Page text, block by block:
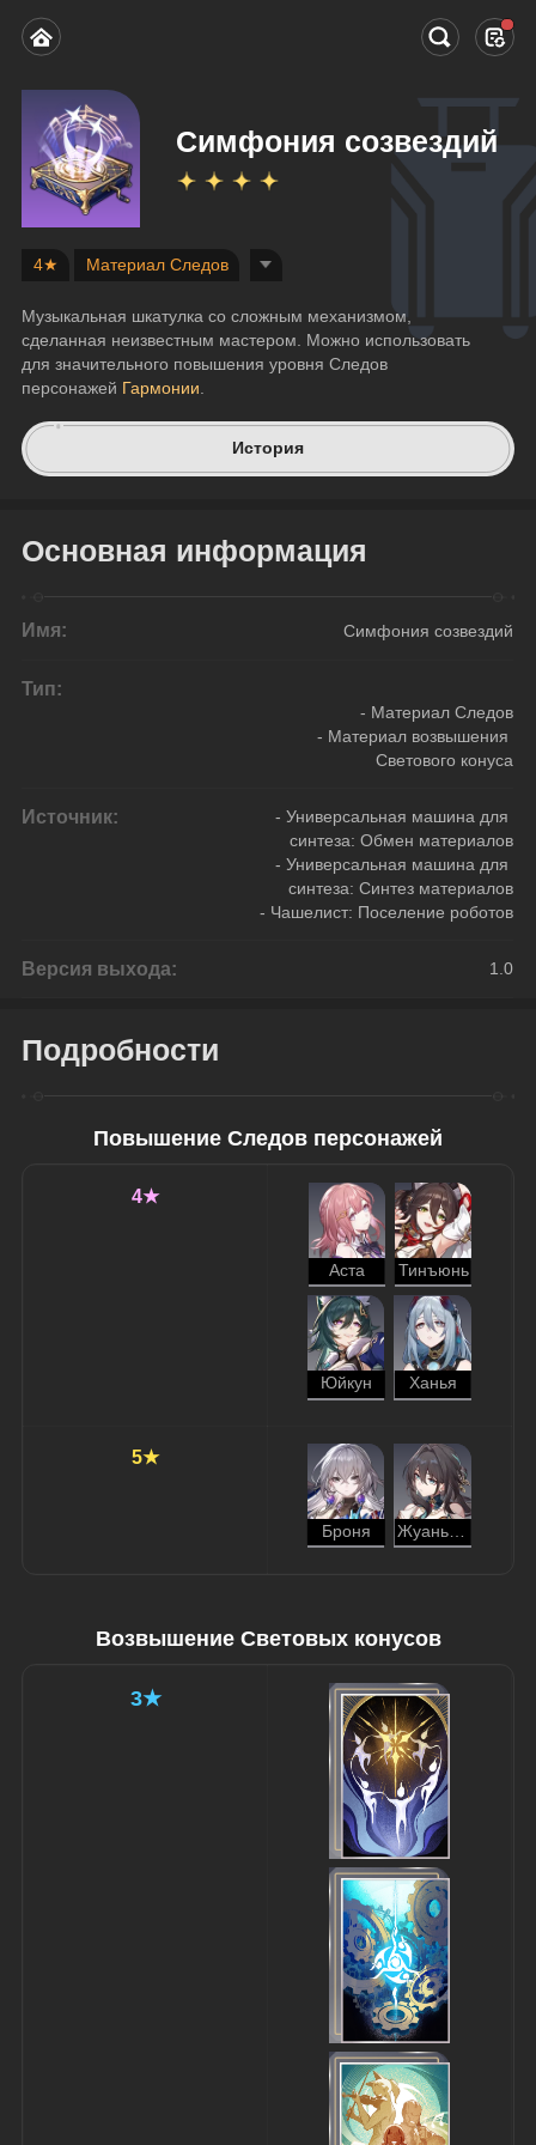
Симфония созвездий
4★ Материал Следов
Музыкальная шкатулка со сложным механизмом,
сделанная неизвестным мастером. Можно использовать
для значительного повышения уровня Следов
персонажей Гармонии
История
Основная информация
Имя: Симфония созвездий
Тип:
- Материал Следов
- Материал возвышения
Светового конуса
Источник:
- Универсальная машина для
синтеза: Обмен материалов
- Универсальная машина для
синтеза: Синтез материалов
- Чашелист: Поселение роботов
Версия выхода: 1.0
Подробности
Повышение Следов персонажей
4★
Аста Тинъюнь
Юйкун Ханья
5★
Броня Жуань Мэй
Возвышение Световых конусов
3★